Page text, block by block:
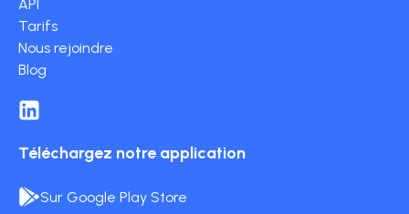
API
Tarifs
Nous rejoindre
Blog
Téléchargez notre application
Sur Google Play Store